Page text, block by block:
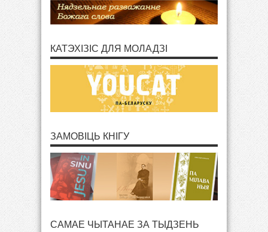
КАТЭХІЗІС ДЛЯ МОЛАДЗІ
ЗАМОВІЦЬ КНІГУ
САМАЕ ЧЫТАНАЕ ЗА ТЫДЗЕНЬ